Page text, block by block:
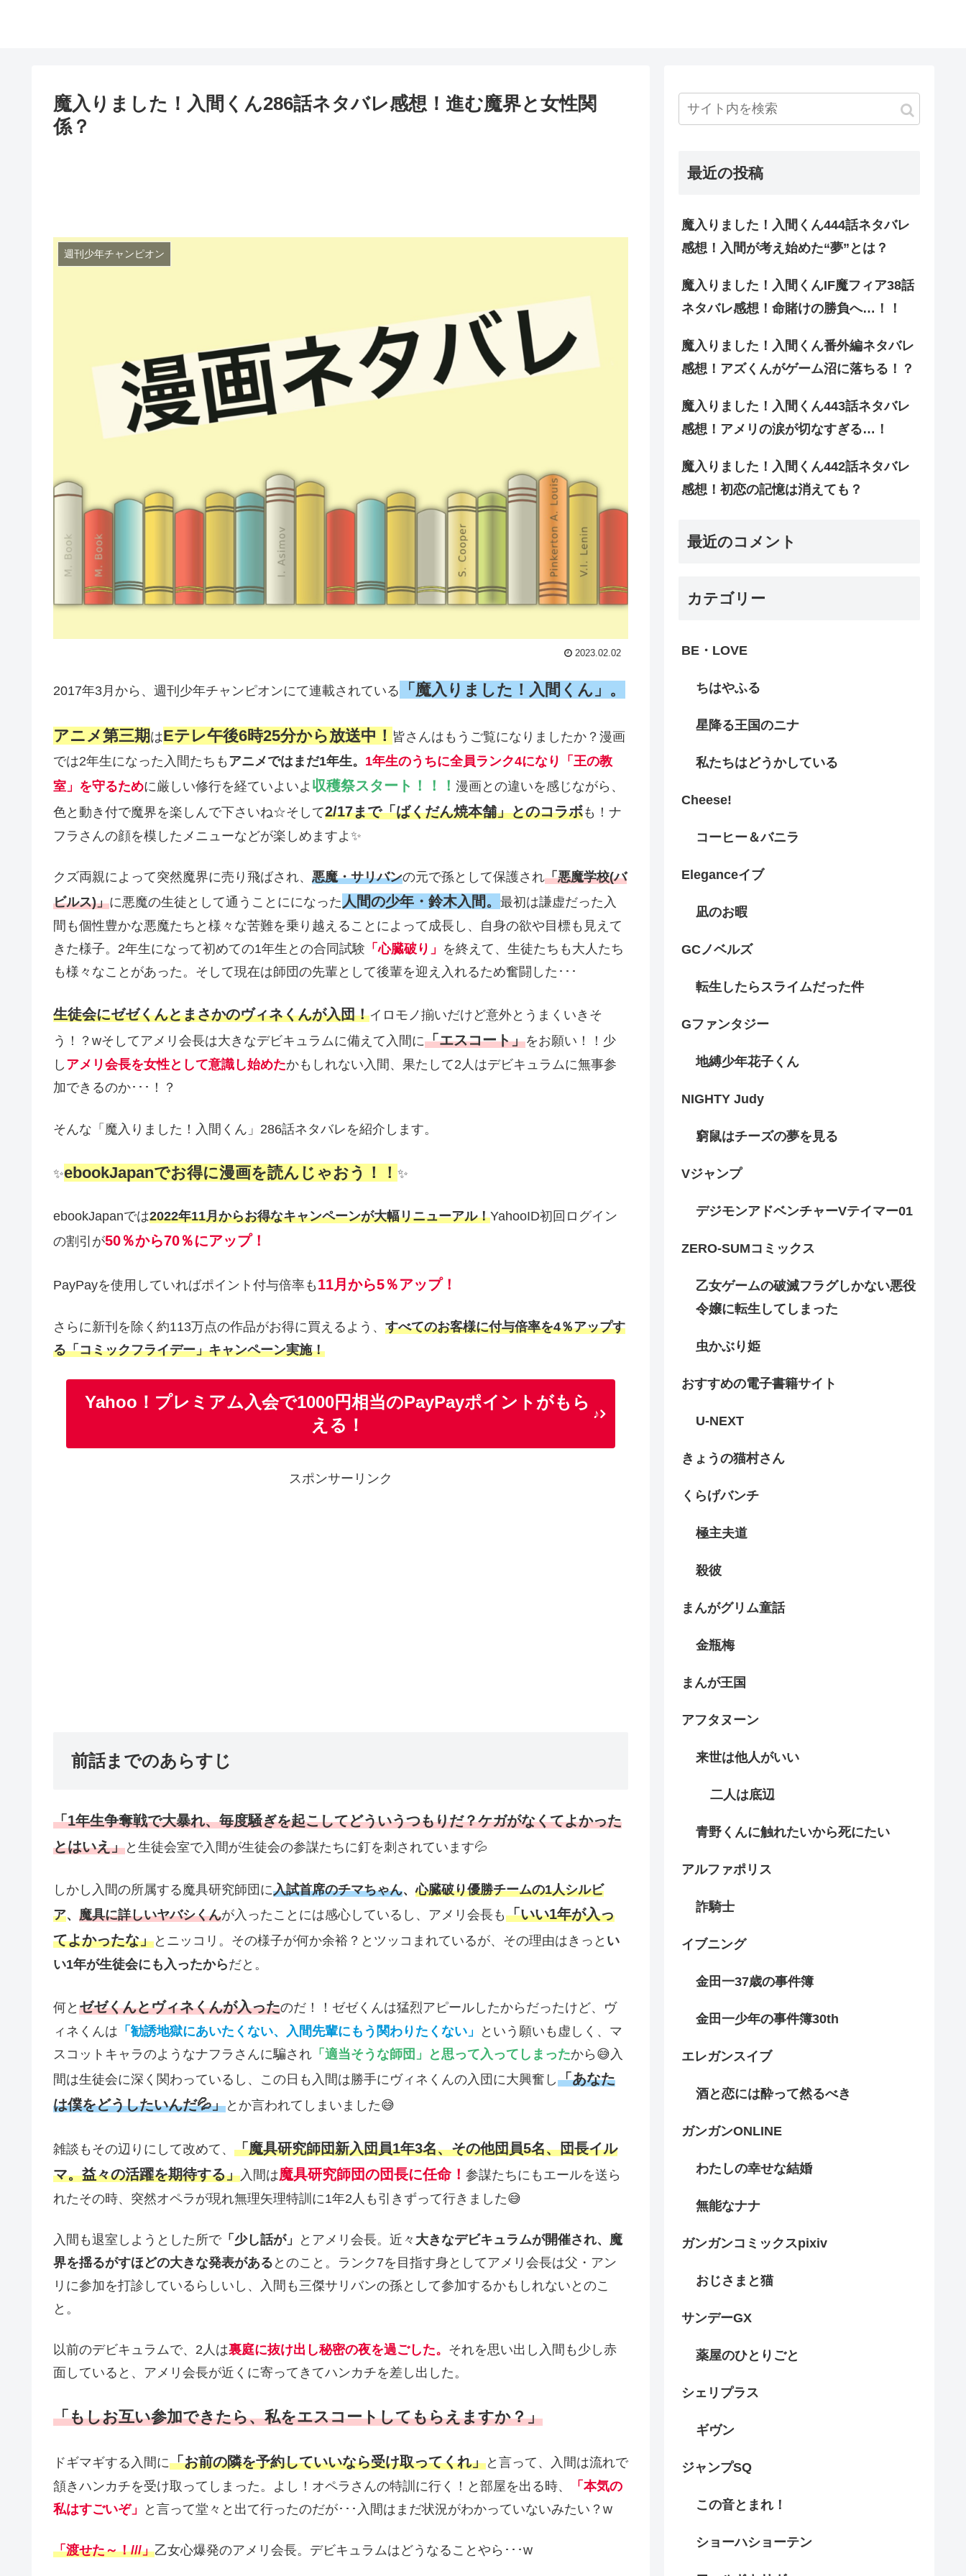
魔入りました！入間くん286話ネタバレ感想！進む魔界と女性関
係？
週刊少年チャンピオン
2023.02.02
2017年3月から、週刊少年チャンピオンにて連載されている 「魔入りました！入間くん」。
アニメ第三期 はEテレ午後6時25分から放送中！ 皆さんはもうご覧になりましたか？漫画
では2年生になった入間たちも アニメではまだ1年生。 1年生のうちに全員ランク4になり「王の教
室」を守るために厳しい修行を経ていよいよ 収穫祭スタート！！！ 漫画との違いを感じながら、
色と動き付で魔界を楽しんで下さいね☆そして2/17まで「ばくだん焼本舗」とのコラボも！ナ
フラさんの顔を模したメニューなどが楽しめますよ✨
クズ両親によって突然魔界に売り飛ばされ、 悪魔・サリバンの元で孫として保護され「悪魔学校(バ
ビルス)」に悪魔の生徒として通うことにになった 人間の少年・鈴木入間。 最初は謙虚だった入
間も個性豊かな悪魔たちと様々な苦難を乗り越えることによって成長し、自身の欲や目標も見えて
きた様子。2年生になって初めての1年生との合同試験 「心臓破り」 を終えて、生徒たちも大人たち
も様々なことがあった。そして現在は師団の先輩として後輩を迎え入れるため奮闘した･･･
生徒会にゼゼくんとまさかのヴィネくんが入団！イロモノ揃いだけど意外とうまくいきそ
う！？wそしてアメリ会長は大きなデビキュラムに備えて入間に「エスコート」をお願い！！少
し アメリ会長を女性として意識し始めたかもしれない入間、果たして2人はデビキュラムに無事参
加できるのか･･･！？
そんな「魔入りました！入間くん」286話ネタバレを紹介します。
✨ebookJapanでお得に漫画を読んじゃおう！！ ✨
ebookJapanでは2022年11月からお得なキャンペーンが大幅リニューアル！YahooID初回ログイン
の割引が50％から70％にアップ！
PayPayを使用していればポイント付与倍率も 11月から5％アップ！
さらに新刊を除く約113万点の作品がお得に買えるよう、 すべてのお客様に付与倍率を4％アップす
る「コミックフライデー」キャンペーン実施！
Yahoo！プレミアム入会で1000円相当のPayPayポイントがもら
える！
♪
スポンサーリンク
前話までのあらすじ
「1年生争奪戦で大暴れ、毎度騒ぎを起こしてどういうつもりだ？ケガがなくてよかった
とはいえ」と生徒会室で入間が生徒会の参謀たちに釘を刺されています💦
しかし入間の所属する魔具研究師団に入試首席のチマちゃん、心臓破り優勝チームの1人シルビ
ア、 魔具に詳しいヤバシくんが入ったことには感心しているし、アメリ会長も「いい1年が入っ
てよかったな」とニッコリ。その様子が何か余裕？とツッコまれているが、その理由はきっと い
い1年が生徒会にも入ったからだと。
何と ゼゼくんとヴィネくんが入ったのだ！！ゼゼくんは猛烈アピールしたからだったけど、ヴ
ィネくんは 「勧誘地獄にあいたくない、入間先輩にもう関わりたくない」
という願いも虚しく、マ
スコットキャラのようなナフラさんに騙され 「適当そうな師団」と思って入ってしまったから😅入
間は生徒会に深く関わっているし、この日も入間は勝手にヴィネくんの入団に大興奮し「あなた
は僕をどうしたいんだ💦」とか言われてしまいました😅
雑談もその辺りにして改めて、 「魔具研究師団新入団員1年3名、その他団員5名、団長イル
マ。益々の活躍を期待する」 入間は魔具研究師団の団長に任命！ 参謀たちにもエールを送ら
れたその時、突然オペラが現れ無理矢理特訓に1年2人も引きずって行きました😅
入間も退室しようとした所で「少し話が」 とアメリ会長。近々 大きなデビキュラムが開催され、魔
界を揺るがすほどの大きな発表がある とのこと。ランク7を目指す身としてアメリ会長は父・アン
リに参加を打診しているらしいし、入間も三傑サリバンの孫として参加するかもしれないとのこ
と。
以前のデビキュラムで、2人は裏庭に抜け出し秘密の夜を過ごした。 それを思い出し入間も少し赤
面していると、アメリ会長が近くに寄ってきてハンカチを差し出した。
「もしお互い参加できたら、私をエスコートしてもらえますか？」
ドギマギする入間に「お前の隣を予約していいなら受け取ってくれ」と言って、入間は流れで
頷きハンカチを受け取ってしまった。よし！オペラさんの特訓に行く！と部屋を出る時、
「本気の
私はすごいぞ」
と言って堂々と出て行ったのだが･･･入間はまだ状況がわかっていないみたい？w
「渡せた～！///」乙女心爆発のアメリ会長。デビキュラムはどうなることやら･･･w
最近の投稿
魔入りました！入間くん444話ネタバレ
感想！入間が考え始めた“夢”とは？
魔入りました！入間くんIF魔フィア38話
ネタバレ感想！命賭けの勝負へ…！！
魔入りました！入間くん番外編ネタバレ
感想！アズくんがゲーム沼に落ちる！？
魔入りました！入間くん443話ネタバレ
感想！アメリの涙が切なすぎる…！
魔入りました！入間くん442話ネタバレ
感想！初恋の記憶は消えても？
最近のコメント
カテゴリー
BE・LOVE
ちはやふる
星降る王国のニナ
私たちはどうかしている
Cheese!
コーヒー＆バニラ
Eleganceイブ
凪のお暇
GCノベルズ
転生したらスライムだった件
Gファンタジー
地縛少年花子くん
NIGHTY Judy
窮鼠はチーズの夢を見る
Vジャンプ
デジモンアドベンチャーVテイマー01
ZERO-SUMコミックス
乙女ゲームの破滅フラグしかない悪役
令嬢に転生してしまった
虫かぶり姫
おすすめの電子書籍サイト
U-NEXT
きょうの猫村さん
くらげバンチ
極主夫道
殺彼
まんがグリム童話
金瓶梅
まんが王国
アフタヌーン
来世は他人がいい
二人は底辺
青野くんに触れたいから死にたい
アルファポリス
詐騎士
イブニング
金田一37歳の事件簿
金田一少年の事件簿30th
エレガンスイブ
酒と恋には酔って然るべき
ガンガンONLINE
わたしの幸せな結婚
無能なナナ
ガンガンコミックスpixiv
おじさまと猫
サンデーGX
薬屋のひとりごと
シェリプラス
ギヴン
ジャンプSQ
この音とまれ！
ショーハショーテン